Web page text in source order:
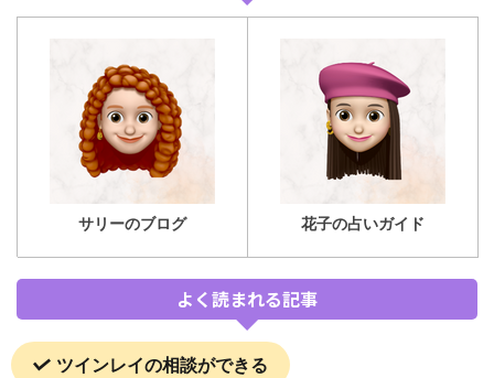
サリーのブログ 花子の占いガイド
よく読まれる記事
ツインレイの相談ができる